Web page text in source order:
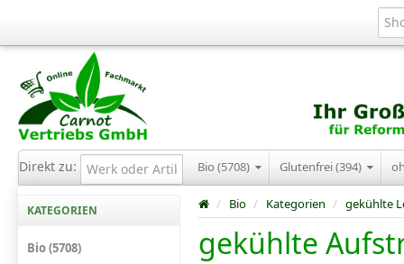
Direkt zu: Bio (5708) Glutenfrei (394)
KATEGORIEN
Bio (5708)
/ Bio / Kategorien / gekühlte
gekühlte